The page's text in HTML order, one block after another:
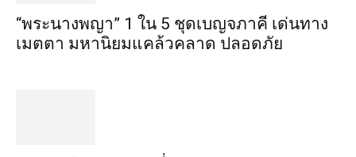
“พระ​นาง​พญา” 1 ใน 5​ ชุดเบญจ​ภาคี​ เด่นทาง
เมตตา​ มหา​นิยม​แคล้วคลาด​ ปลอดภัย​